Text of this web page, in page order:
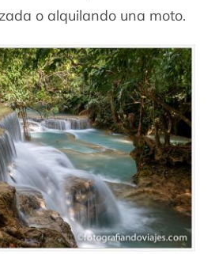
o alquilando una moto.